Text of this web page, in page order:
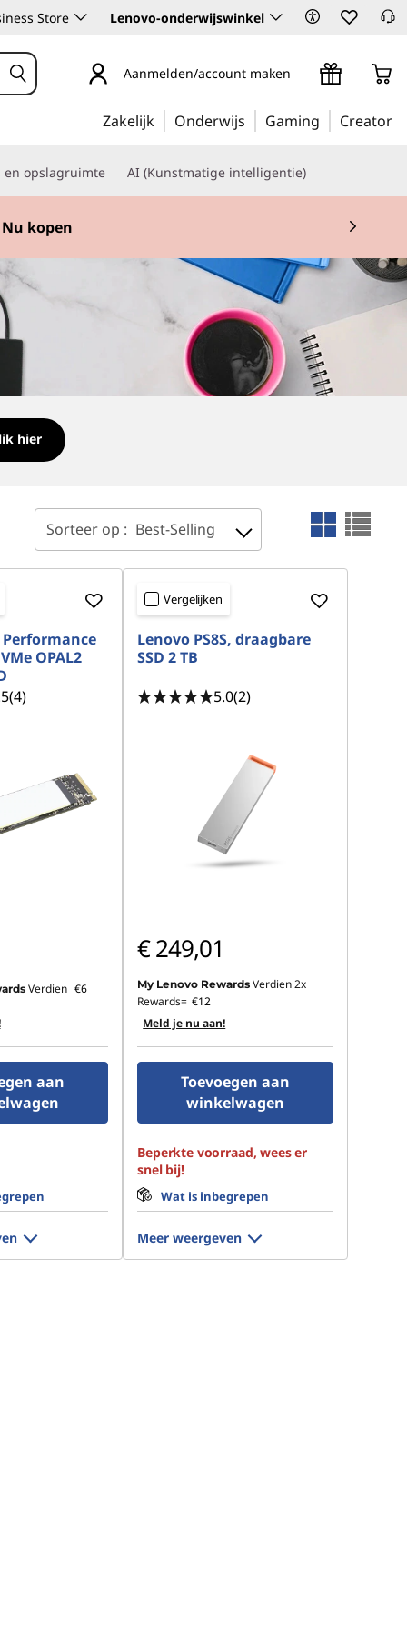
Store Lenovo-onderwijswinkel
Aanmelden/account maken
Zakelijk Onderwijs Gaming Creator
en opslagruimte AI (Kunstmatige intelligentie)
Nu kopen
hier
Sorteer op : Best-Selling
Performance
OPAL2
(4)
Verdien €6
aan
Vergelijken
Lenovo PS8S, draagbare
SSD 2 TB
5.0(2)
€ 249,01
My Lenovo Rewards Verdien 2x
Rewards= €12
Meld je nu aan!
Toevoegen aan
winkelwagen
Beperkte voorraad, wees er
snel bij!
Wat is inbegrepen
Meer weergeven